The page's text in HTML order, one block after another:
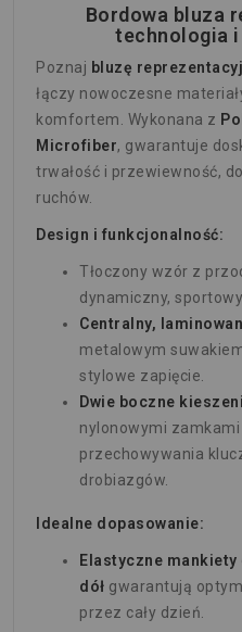
Bordowa bluza
technologia
Poznaj bluzę
łączy nowoczesne
komfortem. Wykonana z
Microfiber, gwarantuje
trwałość i przewiewność,
ruchów.
Design i funkcjonalność:
Tłoczony wzór z
dynamiczny,
Centralny,
metalowym
stylowe zapięcie.
Dwie boczne
nylonowymi
przechowywania
drobiazgów.
Idealne dopasowanie:
Elastyczne mankiety
dół gwarantują
przez cały dzień.